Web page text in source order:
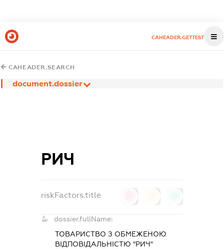
CAHEADER.GETTEST
CAHEADER.SEARCH
document.dossier
РИЧ
riskFactors.title
dossier.fullName:
ТОВАРИСТВО З ОБМЕЖЕНОЮ
ВІДПОВІДАЛЬНІСТЮ "РИЧ"